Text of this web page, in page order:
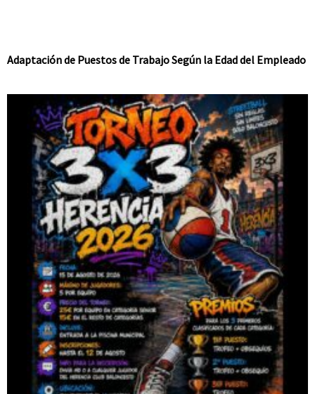
Adaptación de Puestos de Trabajo Según la Edad del Empleado